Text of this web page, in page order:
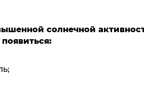
солнечной